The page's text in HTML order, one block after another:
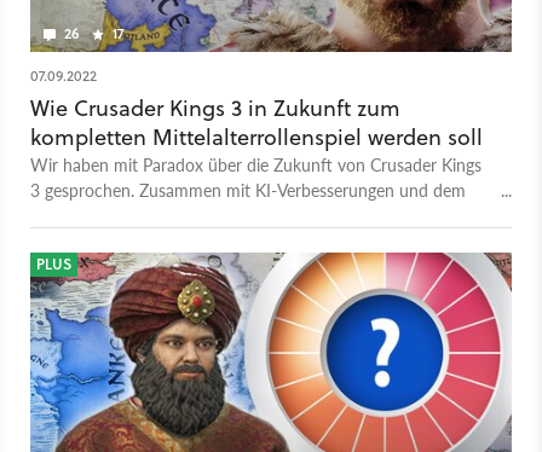
11. Mai 2023. Mehr zum DLC erfahrt ihr bis dahin in unserer
Preview.
26 17
07.09.2022
Wie Crusader Kings 3 in Zukunft zum
kompletten Mittelalterrollenspiel werden soll
Wir haben mit Paradox über die Zukunft von Crusader Kings
3 gesprochen. Zusammen mit KI-Verbesserungen und dem
PLUS